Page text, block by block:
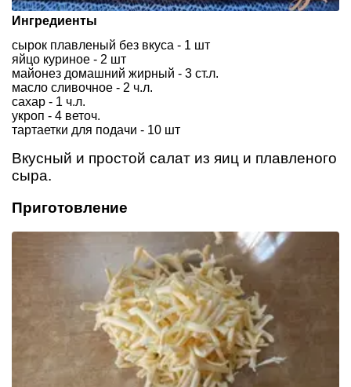
Ингредиенты
сырок плавленый без вкуса - 1 шт
яйцо куриное - 2 шт
майонез домашний жирный - 3 ст.л.
масло сливочное - 2 ч.л.
сахар - 1 ч.л.
укроп - 4 веточ.
тартаетки для подачи - 10 шт
Вкусный и простой салат из яиц и плавленого
сыра.
Приготовление